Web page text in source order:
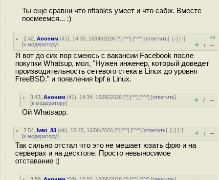
Ты еще сравни что nftables умеет и что сабж. Вместе
посмеемся... :)
2.42 ,Аноним (41), 14:33, 16/06/2026 [^] [^^] [^^^] [ответить][↓] [↑]
[к модератору]
+3
+ / –
Я вот до сих пор смеюсь с вакансии Facebook после
покупки Whatsup, мол, "Нужен инженер, который доведет
производительность сетевого стека в Linux до уровня
FreeBSD." и появления bpf в Linux.
3.43 ,Аноним (41), 14:34, 16/06/2026 [^] [^^] [^^^] [ответить]
[к модератору] + / –
Ой Whatsapp.
2.54 ,Ivan_83 (ok), 15:45, 16/06/2026 [^] [^^] [^^^] [ответить][↓] [↑]
[к модератору] + / –
Так сильно отстал что это не мешает юзать фрю и на
серверах и на десктопе. Просто невыносимое
отставание :)